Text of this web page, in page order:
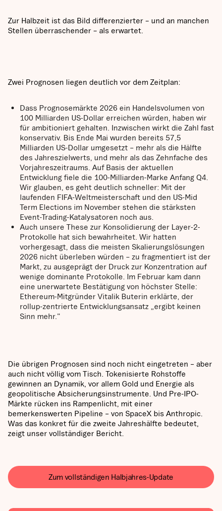
Zur Halbzeit ist das Bild differenzierter – und an manchen
Stellen überraschender – als erwartet.
Zwei Prognosen liegen deutlich vor dem Zeitplan:
Dass Prognosemärkte 2026 ein Handelsvolumen von
100 Milliarden US-Dollar erreichen würden, haben wir
für ambitioniert gehalten. Inzwischen wirkt die Zahl fast
konservativ. Bis Ende Mai wurden bereits 57,5
Milliarden US-Dollar umgesetzt – mehr als die Hälfte
des Jahreszielwerts, und mehr als das Zehnfache des
Vorjahreszeitraums. Auf Basis der aktuellen
Entwicklung fiele die 100-Milliarden-Marke Anfang Q4.
Wir glauben, es geht deutlich schneller: Mit der
laufenden FIFA-Weltmeisterschaft und den US-Mid
Term Elections im November stehen die stärksten
Event-Trading-Katalysatoren noch aus.
Auch unsere These zur Konsolidierung der Layer-2-
Protokolle hat sich bewahrheitet. Wir hatten
vorhergesagt, dass die meisten Skalierungslösungen
2026 nicht überleben würden – zu fragmentiert ist der
Markt, zu ausgeprägt der Druck zur Konzentration auf
wenige dominante Protokolle. Im Februar kam dann
eine unerwartete Bestätigung von höchster Stelle:
Ethereum-Mitgründer Vitalik Buterin erklärte, der
rollup-zentrierte Entwicklungsansatz „ergibt keinen
Sinn mehr."
Die übrigen Prognosen sind noch nicht eingetreten – aber
auch nicht völlig vom Tisch. Tokenisierte Rohstoffe
gewinnen an Dynamik, vor allem Gold und Energie als
geopolitische Absicherungsinstrumente. Und Pre-IPO-
Märkte rücken ins Rampenlicht, mit einer
bemerkenswerten Pipeline – von SpaceX bis Anthropic.
Was das konkret für die zweite Jahreshälfte bedeutet,
zeigt unser vollständiger Bericht.
Zum vollständigen Halbjahres-Update